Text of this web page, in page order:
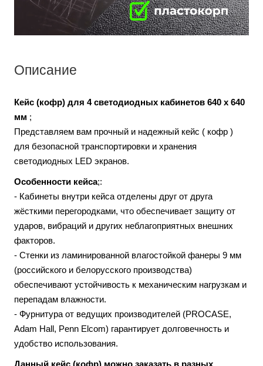
Описание
Кейс (кофр) для 4 светодиодных кабинетов 640 x 640
мм ;
Представляем вам прочный и надежный кейс ( кофр )
для безопасной транспортировки и хранения
светодиодных LED экранов.
Особенности кейса;:
- Кабинеты внутри кейса отделены друг от друга
жёсткими перегородками, что обеспечивает защиту от
ударов, вибраций и других неблагоприятных внешних
факторов.
- Стенки из ламинированной влагостойкой фанеры 9 мм
(российского и белорусского производства)
обеспечивают устойчивость к механическим нагрузкам и
перепадам влажности.
- Фурнитура от ведущих производителей (PROCASE,
Adam Hall, Penn Elcom) гарантирует долговечность и
удобство использования.